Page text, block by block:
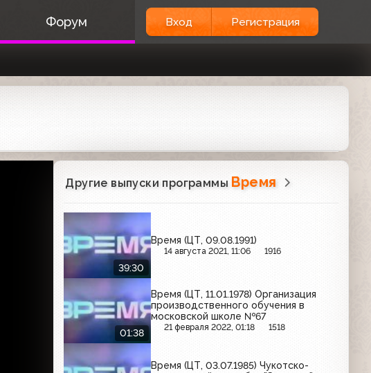
Форум Вход Регистрация
Другие выпуски программы Время
39:30
Время (ЦТ, 09.08.1991)
14 августа 2021, 11:06 1916
01:38
Время (ЦТ, 11.01.1978) Организация
производственного обучения в
московской школе №67
21 февраля 2022, 01:18 1518
Время (ЦТ, 03.07.1985) Чукотско-